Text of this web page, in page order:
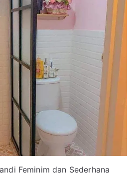
Feminim dan Sederhana